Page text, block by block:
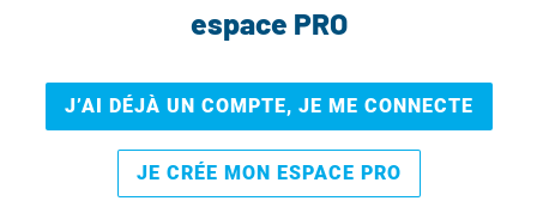
espace PRO
J’AI DÉJÀ UN COMPTE, JE ME CONNECTE
JE CRÉE MON ESPACE PRO